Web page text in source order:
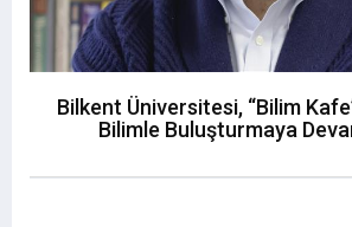
Bilkent Üniversitesi, “Bilim
Bilimle Buluşturmaya